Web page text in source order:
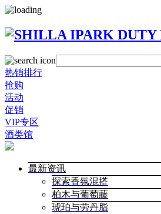
热销排行
抢购
活动
促销
VIP专区
酒类馆
最新资讯
探索香氛混搭
柏木与葡萄藤
琥珀与劳丹脂